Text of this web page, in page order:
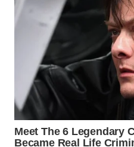
WN
TANGERANG
BINJAI
WN
CIREBON
WN